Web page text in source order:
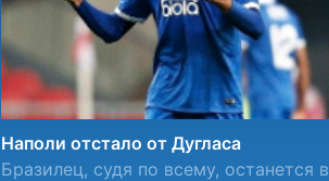
Наполи отстало от Дугласа
Бразилец, судя по всему, останется в